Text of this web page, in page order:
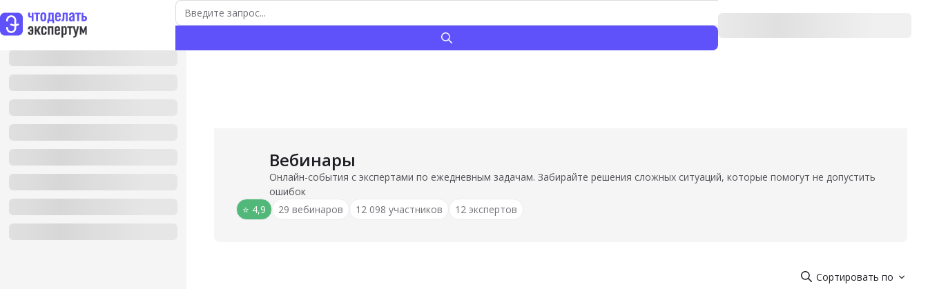
Вебинары
Онлайн-события с экспертами по ежедневным задачам. Забирайте решения сложных ситуаций, которые помогут не допустить
ошибок
⭐️ 4,9
29 вебинаров 12 098 участников 12 экспертов
Сортировать по